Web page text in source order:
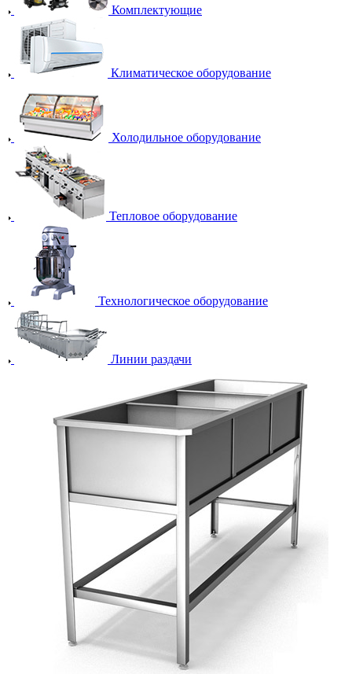
Комплектующие
Климатическое оборудование
Холодильное оборудование
Тепловое оборудование
Технологическое оборудование
Линии раздачи